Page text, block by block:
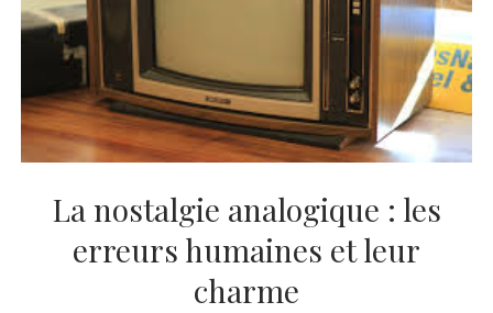
MÉDIAS
SANTÉ
email-
form
La nostalgie analogique : les
erreurs humaines et leur
charme